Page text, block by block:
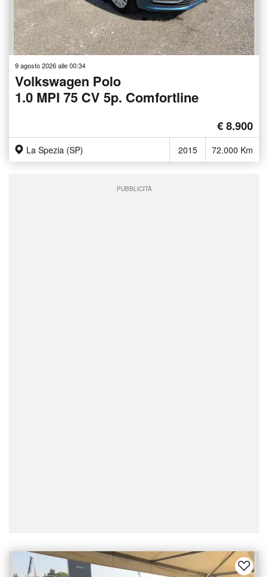
9 agosto 2026 alle 00:34
Volkswagen Polo
1.0 MPI 75 CV 5p. Comfortline
€ 8.900
La Spezia (SP) 2015 72.000 Km
PUBBLICITÀ